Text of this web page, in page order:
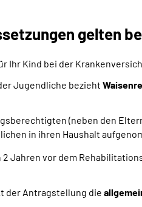
gelten
Ihr Kind bei der
Jugendliche bezieht
(neben den
in ihren Haushalt
2 Jahren vor dem
der Antragstellung die